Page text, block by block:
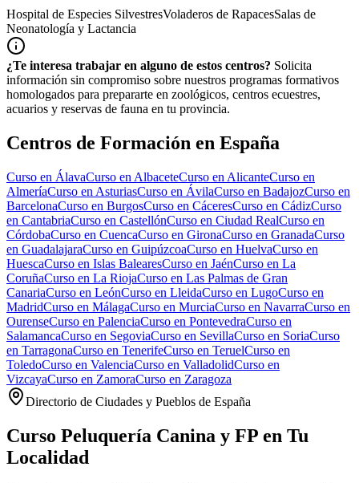
Hospital de Especies SilvestresVoladeros de RapacesSalas de
Neonatología y Lactancia
¿Te interesa trabajar en alguno de estos centros? Solicita
información sin compromiso sobre nuestros programas formativos
homologados para prepararte en zoológicos, centros ecuestres,
acuarios y reservas de fauna en tu provincia.
Centros de Formación en España
Curso en ÁlavaCurso en AlbaceteCurso en AlicanteCurso en
AlmeríaCurso en AsturiasCurso en ÁvilaCurso en BadajozCurso en
BarcelonaCurso en BurgosCurso en CáceresCurso en CádizCurso
en CantabriaCurso en CastellónCurso en Ciudad RealCurso en
CórdobaCurso en CuencaCurso en GironaCurso en GranadaCurso
en GuadalajaraCurso en GuipúzcoaCurso en HuelvaCurso en
HuescaCurso en Islas BalearesCurso en JaénCurso en La
CoruñaCurso en La RiojaCurso en Las Palmas de Gran
CanariaCurso en LeónCurso en LleidaCurso en LugoCurso en
MadridCurso en MálagaCurso en MurciaCurso en NavarraCurso en
OurenseCurso en PalenciaCurso en PontevedraCurso en
SalamancaCurso en SegoviaCurso en SevillaCurso en SoriaCurso
en TarragonaCurso en TenerifeCurso en TeruelCurso en
ToledoCurso en ValenciaCurso en ValladolidCurso en
VizcayaCurso en ZamoraCurso en Zaragoza
Directorio de Ciudades y Pueblos de España
Curso Peluquería Canina y FP en Tu
Localidad